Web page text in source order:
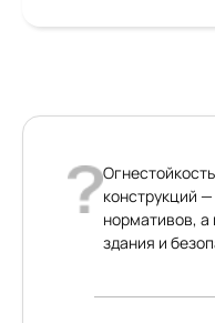
конструкций
нормативов, а
здания и